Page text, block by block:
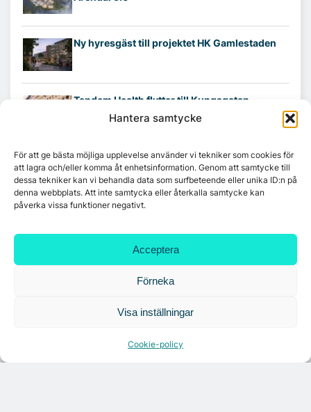
Hantera samtycke
För att ge bästa möjliga upplevelse använder vi tekniker som cookies för
att lagra och/eller komma åt enhetsinformation. Genom att samtycke till
dessa tekniker kan vi behandla data som surfbeteende eller unika ID:n på
denna webbplats. Att inte samtycka eller återkalla samtycke kan
påverka vissa funktioner negativt.
Acceptera
Förneka
Visa inställningar
Cookie-policy
Ny hyresgäst till projektet HK Gamlestaden
Tandem Health flyttar till Kungsgatan
Croisette rådgivare vid fastighetsaffär